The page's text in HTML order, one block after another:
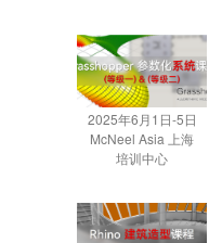
2025年6月1日-5日
McNeel Asia 上海
培训中心